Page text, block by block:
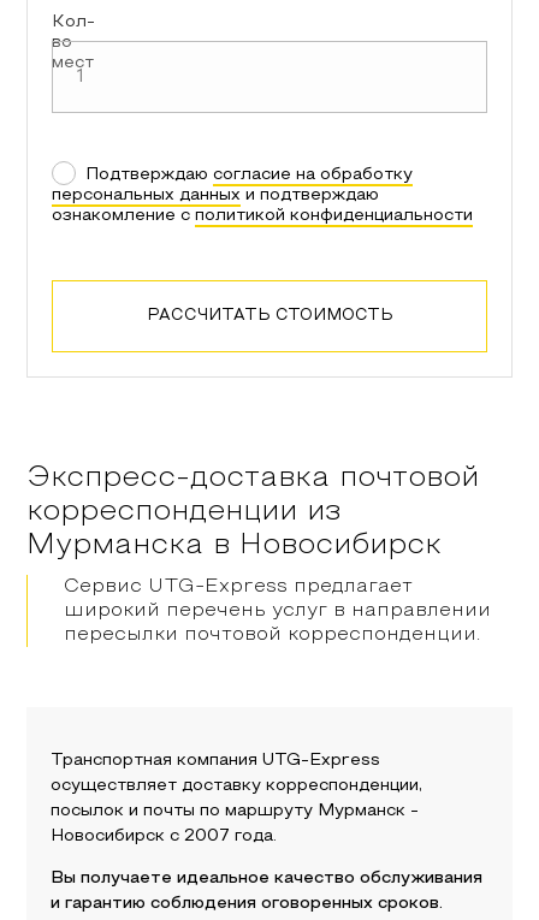
Кол-
во
мест
Подтверждаю согласие на обработку
персональных данных и подтверждаю
ознакомление с политикой конфиденциальности
РАССЧИТАТЬ СТОИМОСТЬ
Экспресс-доставка почтовой
корреспонденции из
Мурманска в Новосибирск
Сервис UTG-Express предлагает
широкий перечень услуг в направлении
пересылки почтовой корреспонденции.
Транспортная компания UTG-Express
осуществляет доставку корреспонденции,
посылок и почты по маршруту Мурманск -
Новосибирск с 2007 года.
Вы получаете идеальное качество обслуживания
и гарантию соблюдения оговоренных сроков.